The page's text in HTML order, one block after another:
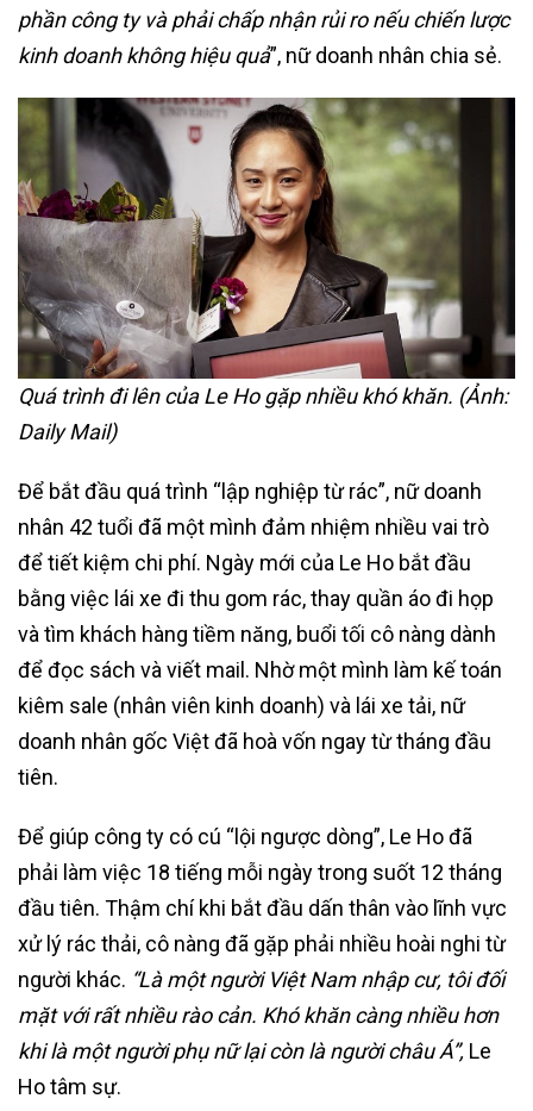
phần công ty và phải chấp nhận rủi ro nếu chiến lược
kinh doanh không hiệu quả”, nữ doanh nhân chia sẻ.
Quá trình đi lên của Le Ho gặp nhiều khó khăn. (Ảnh:
Daily Mail)
Để bắt đầu quá trình “lập nghiệp từ rác”, nữ doanh
nhân 42 tuổi đã một mình đảm nhiệm nhiều vai trò
để tiết kiệm chi phí. Ngày mới của Le Ho bắt đầu
bằng việc lái xe đi thu gom rác, thay quần áo đi họp
và tìm khách hàng tiềm năng, buổi tối cô nàng dành
để đọc sách và viết mail. Nhờ một mình làm kế toán
kiêm sale (nhân viên kinh doanh) và lái xe tải, nữ
doanh nhân gốc Việt đã hoà vốn ngay từ tháng đầu
tiên.
Để giúp công ty có cú “lội ngược dòng”, Le Ho đã
phải làm việc 18 tiếng mỗi ngày trong suốt 12 tháng
đầu tiên. Thậm chí khi bắt đầu dấn thân vào lĩnh vực
xử lý rác thải, cô nàng đã gặp phải nhiều hoài nghi từ
người khác. “Là một người Việt Nam nhập cư, tôi đối
mặt với rất nhiều rào cản. Khó khăn càng nhiều hơn
khi là một người phụ nữ lại còn là người châu Á”, Le
Ho tâm sự.